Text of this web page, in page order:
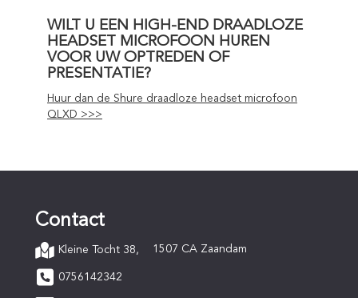
WILT U EEN HIGH-END DRAADLOZE
HEADSET MICROFOON HUREN
VOOR UW OPTREDEN OF
PRESENTATIE?
Huur dan de Shure draadloze headset microfoon
QLXD >>>
Contact
Kleine Tocht 38, 1507 CA Zaandam
0756142342